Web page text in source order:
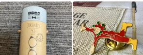
ホワイト 未使用 送料無
料
真空断熱ケータイマグ
500ml ホワイト 本体も
パーツもすべて食洗機
対応 ワンタッチオープ
ン ステンレス ボトル
保温保冷 JOK-500 WH